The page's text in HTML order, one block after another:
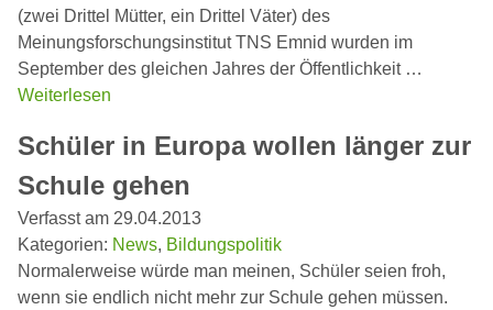
(zwei Drittel Mütter, ein Drittel Väter) des
Meinungsforschungsinstitut TNS Emnid wurden im
September des gleichen Jahres der Öffentlichkeit …
Weiterlesen
Schüler in Europa wollen länger zur
Schule gehen
Verfasst am 29.04.2013
Kategorien: News, Bildungspolitik
Normalerweise würde man meinen, Schüler seien froh,
wenn sie endlich nicht mehr zur Schule gehen müssen.